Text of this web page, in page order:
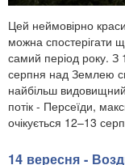
Цей неймовірно
можна спостерігати
самий період року.
серпня над Землею
найбільш
потік - Персеїди,
очікується 12–13
14 вересня -